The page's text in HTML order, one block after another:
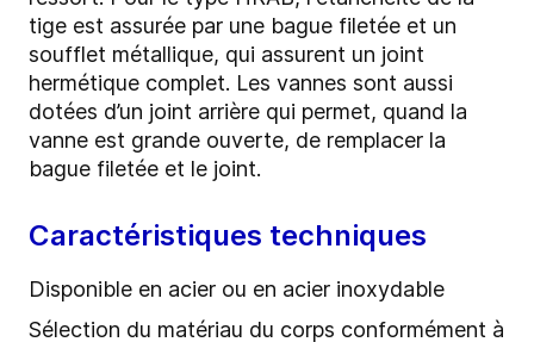
tige est assurée par une bague filetée et un
soufflet métallique, qui assurent un joint
hermétique complet. Les vannes sont aussi
dotées d’un joint arrière qui permet, quand la
vanne est grande ouverte, de remplacer la
bague filetée et le joint.
Caractéristiques techniques
Disponible en acier ou en acier inoxydable
Sélection du matériau du corps conformément à